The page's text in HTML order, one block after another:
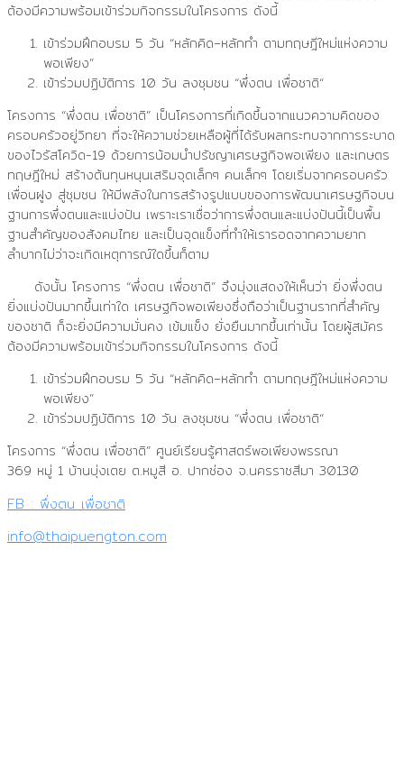
ต้องมีความพร้อมเข้าร่วมกิจกรรมในโครงการ ดังนี้
เข้าร่วมฝึกอบรม 5 วัน “หลักคิด–หลักทำ ตามทฤษฎีใหม่แห่งความ
พอเพียง”
เข้าร่วมปฏิบัติการ 10 วัน ลงชุมชน “พึ่งตน เพื่อชาติ“
โครงการ “พึ่งตน เพื่อชาติ” เป็นโครงการที่เกิดขึ้นจากแนวความคิดของ
ครอบครัวอยู่วิทยา ที่จะให้ความช่วยเหลือผู้ที่ได้รับผลกระทบจากการระบาด
ของไวรัสโควิด-19 ด้วยการน้อมนำปรัชญาเศรษฐกิจพอเพียง และเกษตร
ทฤษฎีใหม่ สร้างต้นทุนหนุนเสริมจุดเล็กๆ คนเล็กๆ โดยเริ่มจากครอบครัว
เพื่อนฝูง สู่ชุมชน ให้มีพลังในการสร้างรูปแบบของการพัฒนาเศรษฐกิจบน
ฐานการพึ่งตนและแบ่งปัน เพราะเราเชื่อว่าการพึ่งตนและแบ่งปันนี้เป็นพื้น
ฐานสำคัญของสังคมไทย และเป็นจุดแข็งที่ทำให้เรารอดจากความยาก
ลำบากไม่ว่าจะเกิดเหตุการณ์ใดขึ้นก็ตาม
ดังนั้น โครงการ “พึ่งตน เพื่อชาติ” จึงมุ่งแสดงให้เห็นว่า ยิ่งพึ่งตน
ยิ่งแบ่งปันมากขึ้นเท่าใด เศรษฐกิจพอเพียงซึ่งถือว่าเป็นฐานรากที่สำคัญ
ของชาติ ก็จะยิ่งมีความมั่นคง เข้มแข็ง ยั่งยืนมากขึ้นเท่านั้น โดยผู้สมัคร
ต้องมีความพร้อมเข้าร่วมกิจกรรมในโครงการ ดังนี้
เข้าร่วมฝึกอบรม 5 วัน “หลักคิด–หลักทำ ตามทฤษฎีใหม่แห่งความ
พอเพียง”
เข้าร่วมปฏิบัติการ 10 วัน ลงชุมชน “พึ่งตน เพื่อชาติ“
โครงการ “พึ่งตน เพื่อชาติ” ศูนย์เรียนรู้ศาสตร์พอเพียงพรรณา
369 หมู่ 1 บ้านบุ่งเตย ต.หมูสี อ. ปากช่อง จ.นครราชสีมา 30130
FB : พึ่งตน เพื่อชาติ
info@thaipuengton.com